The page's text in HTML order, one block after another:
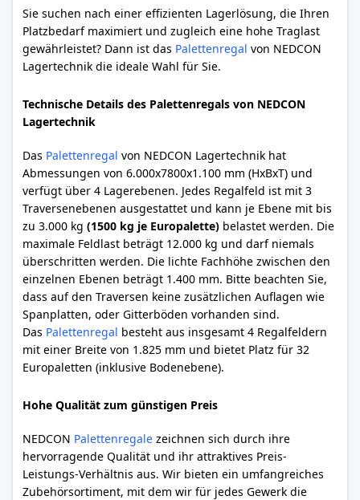
Sie suchen nach einer effizienten Lagerlösung, die Ihren
Platzbedarf maximiert und zugleich eine hohe Traglast
gewährleistet? Dann ist das Palettenregal von NEDCON
Lagertechnik die ideale Wahl für Sie.
Technische Details des Palettenregals von NEDCON
Lagertechnik
Das Palettenregal von NEDCON Lagertechnik hat
Abmessungen von 6.000x7800x1.100 mm (HxBxT) und
verfügt über 4 Lagerebenen. Jedes Regalfeld ist mit 3
Traversenebenen ausgestattet und kann je Ebene mit bis
zu 3.000 kg (1500 kg je Europalette) belastet werden. Die
maximale Feldlast beträgt 12.000 kg und darf niemals
überschritten werden. Die lichte Fachhöhe zwischen den
einzelnen Ebenen beträgt 1.400 mm. Bitte beachten Sie,
dass auf den Traversen keine zusätzlichen Auflagen wie
Spanplatten, oder Gitterböden vorhanden sind.
Das Palettenregal besteht aus insgesamt 4 Regalfeldern
mit einer Breite von 1.825 mm und bietet Platz für 32
Europaletten (inklusive Bodenebene).
Hohe Qualität zum günstigen Preis
NEDCON Palettenregale zeichnen sich durch ihre
hervorragende Qualität und ihr attraktives Preis-
Leistungs-Verhältnis aus. Wir bieten ein umfangreiches
Zubehörsortiment, mit dem wir für jedes Gewerk die